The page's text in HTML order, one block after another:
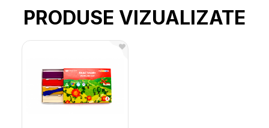
PRODUSE VIZUALIZATE